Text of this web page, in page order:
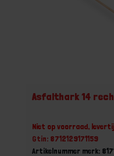
Asfalthark 14
Niet op voorraad,
Gtin: 8712129171159
Artikelnummer merk: